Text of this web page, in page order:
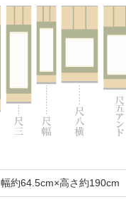
幅約64.5cm×高さ約190cm